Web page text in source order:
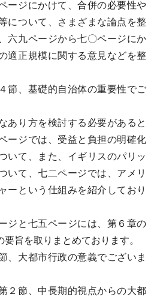
ージにかけて、合併の必要性や
について、さまざまな論点を整
六九ページから七〇ページにか
適正規模に関する意見などを整
節、基礎的自治体の重要性でご
あり方を検討する必要があると
ージでは、受益と負担の明確化
いて、また、イギリスのパリッ
いて、七二ページでは、アメリ
ーという仕組みを紹介しており
ジと七五ページには、第６章の
旨を取りまとめております。
、大都市行政の意義でございま
２節、中長期的視点からの大都